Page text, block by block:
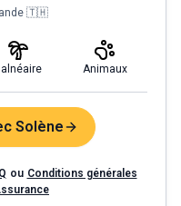
🇹🇭
Animaux
Solène
ou Conditions générales